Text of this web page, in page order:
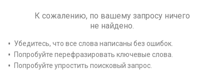
К сожалению, по вашему запросу ничего
не найдено.
Убедитесь, что все слова написаны без ошибок.
Попробуйте перефразировать ключевые слова.
Попробуйте упростить поисковый запрос.